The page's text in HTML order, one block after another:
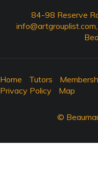
84-98 Reserve
info@artgrouplist.com
Home Tutors
Privacy Policy
Map
©